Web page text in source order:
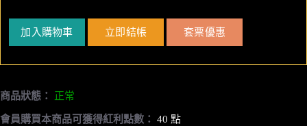
加入購物車 立即結帳 套票優惠
商品狀態： 正常
會員購買本商品可獲得紅利點數： 40 點